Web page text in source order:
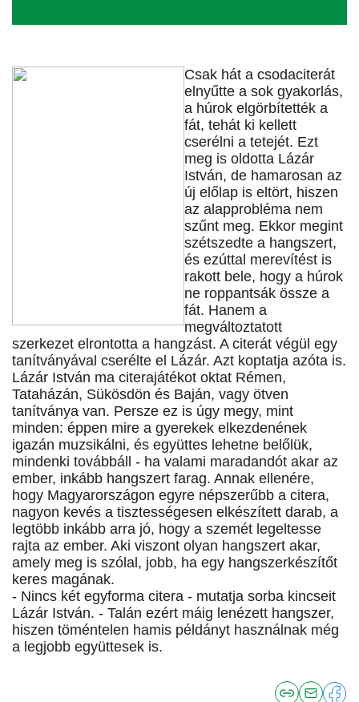
Csak hát a csodaciterát
elnyűtte a sok gyakorlás,
a húrok elgörbítették a
fát, tehát ki kellett
cserélni a tetejét. Ezt
meg is oldotta Lázár
István, de hamarosan az
új előlap is eltört, hiszen
az alapprobléma nem
szűnt meg. Ekkor megint
szétszedte a hangszert,
és ezúttal merevítést is
rakott bele, hogy a húrok
ne roppantsák össze a
fát. Hanem a
megváltoztatott
szerkezet elrontotta a hangzást. A citerát végül egy
tanítványával cserélte el Lázár. Azt koptatja azóta is.
Lázár István ma citerajátékot oktat Rémen,
Tataházán, Sükösdön és Baján, vagy ötven
tanítványa van. Persze ez is úgy megy, mint
minden: éppen mire a gyerekek elkezdenének
igazán muzsikálni, és együttes lehetne belőlük,
mindenki továbbáll - ha valami maradandót akar az
ember, inkább hangszert farag. Annak ellenére,
hogy Magyarországon egyre népszerűbb a citera,
nagyon kevés a tisztességesen elkészített darab, a
legtöbb inkább arra jó, hogy a szemét legeltesse
rajta az ember. Aki viszont olyan hangszert akar,
amely meg is szólal, jobb, ha egy hangszerkészítőt
keres magának.
- Nincs két egyforma citera - mutatja sorba kincseit
Lázár István. - Talán ezért máig lenézett hangszer,
hiszen töméntelen hamis példányt használnak még
a legjobb együttesek is.